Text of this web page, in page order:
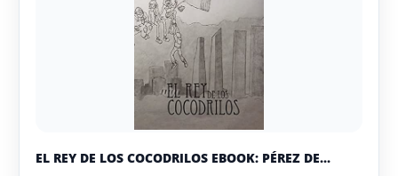
EL REY DE LOS COCODRILOS EBOOK: PÉREZ DE...